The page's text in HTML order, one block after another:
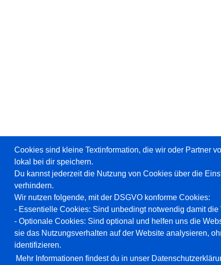
Cookies sind kleine Textinformation, die wir oder Partner
lokal bei dir speichern.
Du kannst jederzeit die Nutzung von Cookies über die
verhindern.
Wir nutzen folgende, mit der DSGVO konforme Cookies:
- Essentielle Cookies: Sind unbedingt notwendig damit
- Optionale Cookies: Sind optional und helfen uns die
sie das Nutzungsverhalten auf der Website analysieren,
identifizieren.
Mehr Informationen findest du in unser